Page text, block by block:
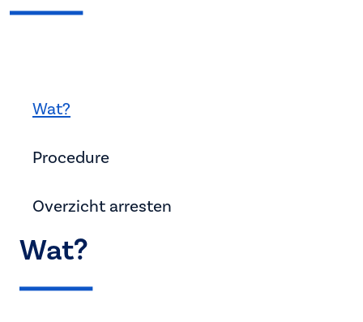
Wat?
Procedure
Overzicht arresten
Wat?